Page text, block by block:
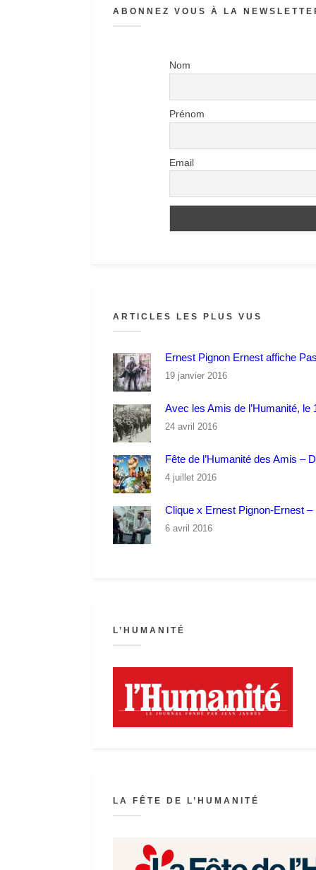
ABONNEZ VOUS À LA
Nom
Prénom
Email
ARTICLES LES PLUS VUS
Ernest Pignon Ernest affiche
19 janvier 2016
Avec les Amis de l’Humanité, le
24 avril 2016
Fête de l’Humanité des Amis –
4 juillet 2016
Clique x Ernest Pignon-Ernest
6 avril 2016
L’HUMANITÉ
LA FÊTE DE L’HUMANITÉ